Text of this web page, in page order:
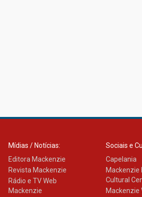
Mídias / Notícias:
Editora Mackenzie
Revista Mackenzie
Rádio e TV Web
Mackenzie
Sociais e
Capelania
Mackenzie
Cultural
Mackenzie